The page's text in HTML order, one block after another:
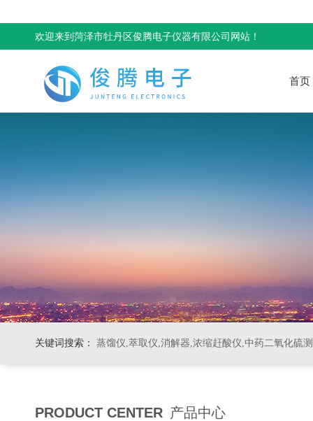
欢迎来到菏泽市牡丹区俊腾电子仪器有限公司网站！
首页
关键词搜索： 蒸馏仪,萃取仪,消解器,浓缩赶酸仪,中药二氧化硫
PRODUCT CENTER 产品中心